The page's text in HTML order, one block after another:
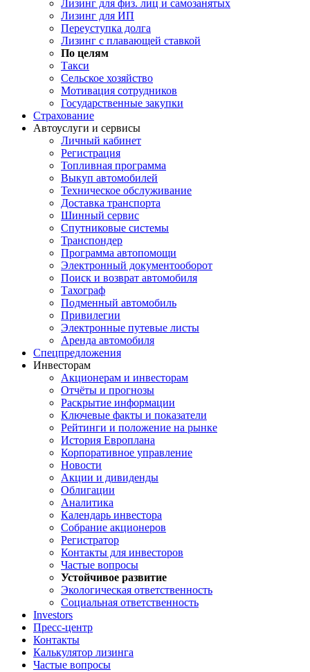
Лизинг для физ. лиц и самозанятых
Лизинг для ИП
Переуступка долга
Лизинг с плавающей ставкой
По целям
Такси
Сельское хозяйство
Мотивация сотрудников
Государственные закупки
Страхование
Автоуслуги и сервисы
Личный кабинет
Регистрация
Топливная программа
Выкуп автомобилей
Техническое обслуживание
Доставка транспорта
Шинный сервис
Спутниковые системы
Транспондер
Программа автопомощи
Электронный документооборот
Поиск и возврат автомобиля
Тахограф
Подменный автомобиль
Привилегии
Электронные путевые листы
Аренда автомобиля
Спецпредложения
Инвесторам
Акционерам и инвесторам
Отчёты и прогнозы
Раскрытие информации
Ключевые факты и показатели
Рейтинги и положение на рынке
История Европлана
Корпоративное управление
Новости
Акции и дивиденды
Облигации
Аналитика
Календарь инвестора
Собрание акционеров
Регистратор
Контакты для инвесторов
Частые вопросы
Устойчивое развитие
Экологическая ответственность
Социальная ответственность
Investors
Пресс-центр
Контакты
Калькулятор лизинга
Частые вопросы